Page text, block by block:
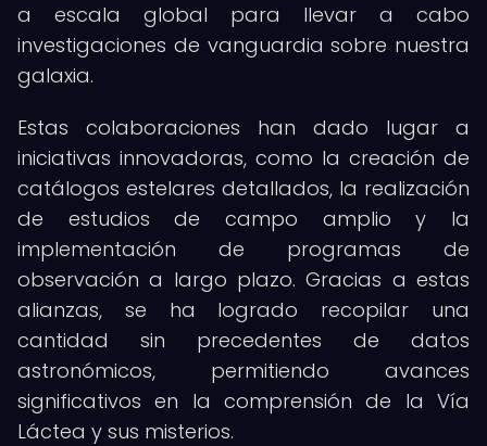
a escala global para llevar a cabo
investigaciones de vanguardia sobre nuestra
galaxia.
Estas colaboraciones han dado lugar a
iniciativas innovadoras, como la creación de
catálogos estelares detallados, la realización
de estudios de campo amplio y la
implementación de programas de
observación a largo plazo. Gracias a estas
alianzas, se ha logrado recopilar una
cantidad sin precedentes de datos
astronómicos, permitiendo avances
significativos en la comprensión de la Vía
Láctea y sus misterios.